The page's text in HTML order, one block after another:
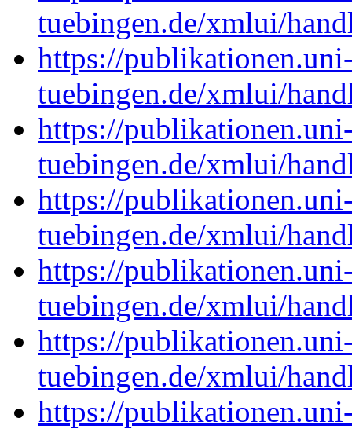
tuebingen.de/xmlui/
https://
tuebingen.de/xmlui/
https://
tuebingen.de/xmlui/
https://
tuebingen.de/xmlui/
https://
tuebingen.de/xmlui/
https://
tuebingen.de/xmlui/
https://